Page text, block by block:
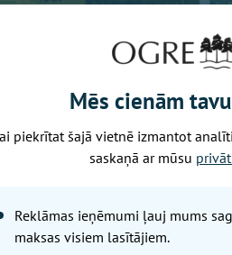
Mēs cienām
piekrītat šajā vietnē izmantot
saskaņā ar mūsu
Reklāmas ieņēmumi ļauj mums
maksas visiem lasītājiem.